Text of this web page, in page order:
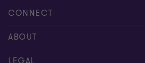
CONNECT
Nuestra gente
Contáctenos
ABOUT